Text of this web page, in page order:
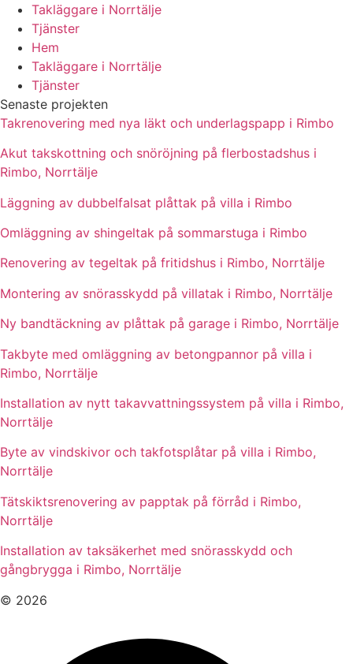
Takläggare i Norrtälje
Tjänster
Hem
Takläggare i Norrtälje
Tjänster
Senaste projekten
Takrenovering med nya läkt och underlagspapp i Rimbo
Akut takskottning och snöröjning på flerbostadshus i
Rimbo, Norrtälje
Läggning av dubbelfalsat plåttak på villa i Rimbo
Omläggning av shingeltak på sommarstuga i Rimbo
Renovering av tegeltak på fritidshus i Rimbo, Norrtälje
Montering av snörasskydd på villatak i Rimbo, Norrtälje
Ny bandtäckning av plåttak på garage i Rimbo, Norrtälje
Takbyte med omläggning av betongpannor på villa i
Rimbo, Norrtälje
Installation av nytt takavvattningssystem på villa i Rimbo,
Norrtälje
Byte av vindskivor och takfotsplåtar på villa i Rimbo,
Norrtälje
Tätskiktsrenovering av papptak på förråd i Rimbo,
Norrtälje
Installation av taksäkerhet med snörasskydd och
gångbrygga i Rimbo, Norrtälje
© 2026